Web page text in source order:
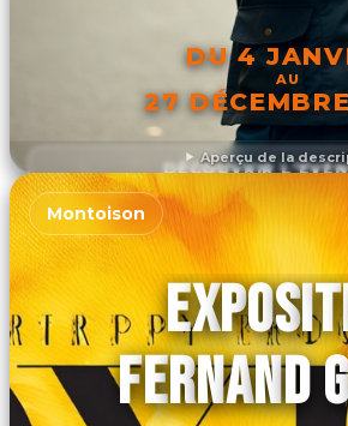
Aperçu de la
DU 4
AU
27
DÉCOUVRIR
Montoison
FERNAND